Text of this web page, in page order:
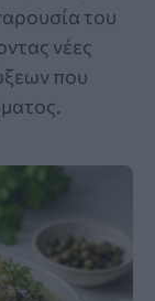
του
νέες
που